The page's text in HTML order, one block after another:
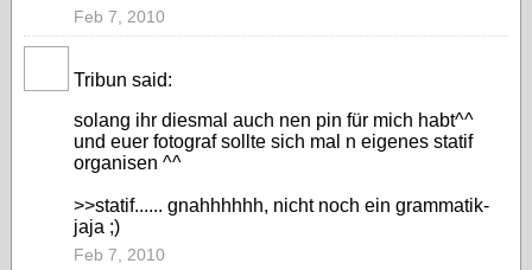
Feb 7, 2010
Tribun said:
solang ihr diesmal auch nen pin für mich habt^^
und euer fotograf sollte sich mal n eigenes statif
organisen ^^
>>statif...... gnahhhhhh, nicht noch ein grammatik-
jaja ;)
Feb 7, 2010